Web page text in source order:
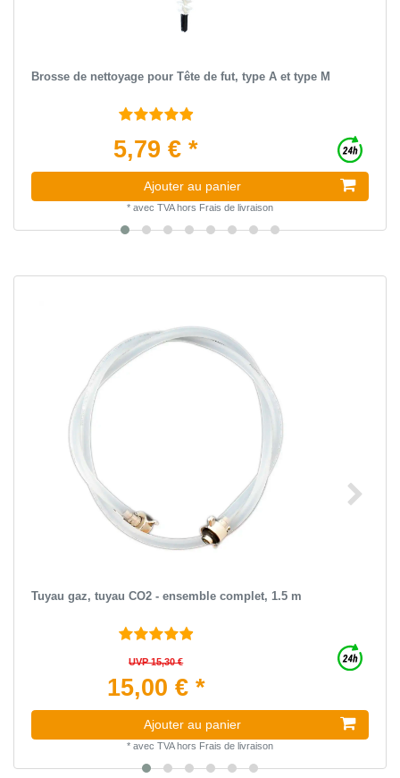
Brosse de nettoyage pour Tête de fut, type A et type M
5,79 € *
Ajouter au panier
* avec TVAhors Frais de livraison
Tuyau gaz, tuyau CO2 - ensemble complet, 1.5 m
UVP 15,30 €
15,00 € *
Ajouter au panier
* avec TVAhors Frais de livraison